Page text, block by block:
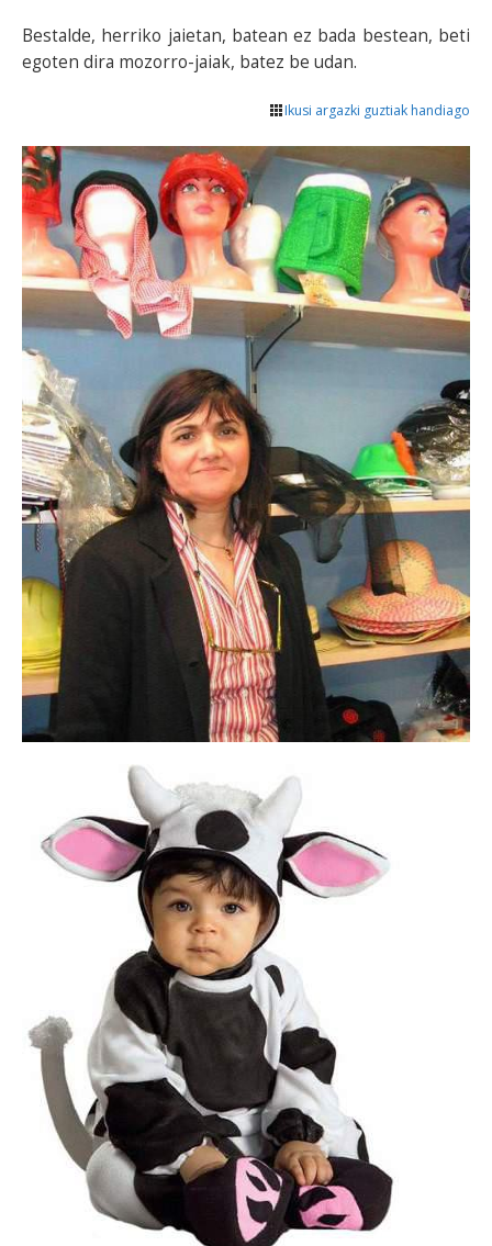
Bestalde, herriko jaietan, batean ez bada bestean, beti
egoten dira mozorro-jaiak, batez be udan.
Ikusi argazki guztiak handiago